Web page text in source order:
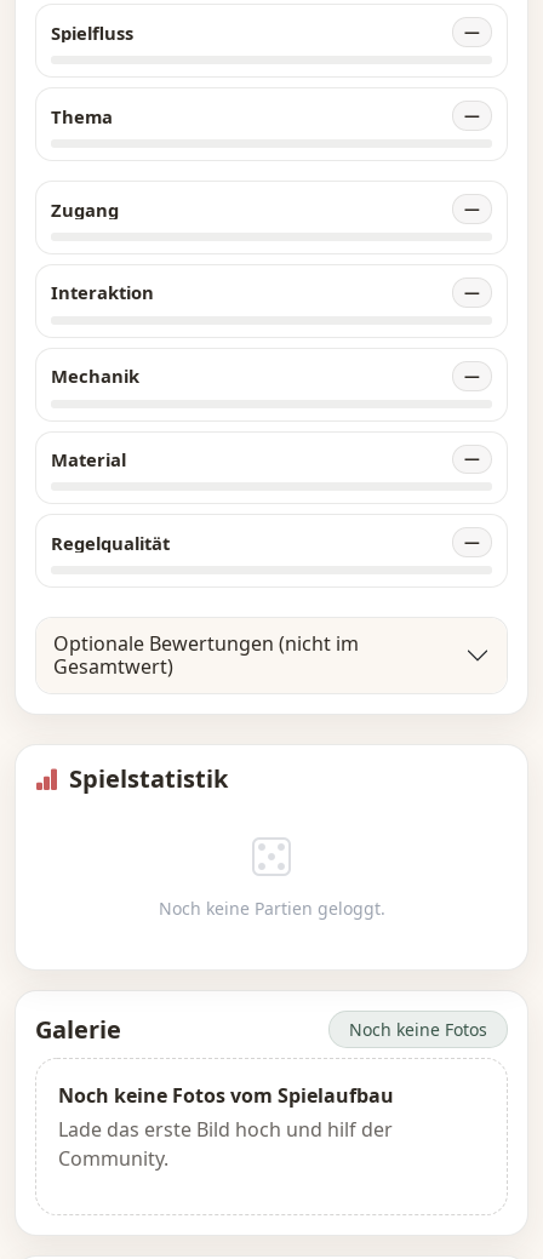
Spielfluss —
Thema —
Zugang —
Interaktion —
Mechanik —
Material —
Regelqualität —
Optionale Bewertungen (nicht im
Gesamtwert)
Spielstatistik
Noch keine Partien geloggt.
Galerie Noch keine Fotos
Noch keine Fotos vom Spielaufbau
Lade das erste Bild hoch und hilf der
Community.